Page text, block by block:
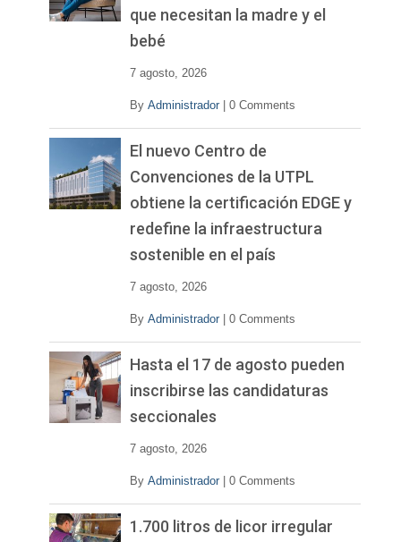
que necesitan la madre y el
bebé
7 agosto, 2026
By Administrador 0 Comments
El nuevo Centro de
Convenciones de la UTPL
obtiene la certificación EDGE y
redefine la infraestructura
sostenible en el país
7 agosto, 2026
By Administrador 0 Comments
Hasta el 17 de agosto pueden
inscribirse las candidaturas
seccionales
7 agosto, 2026
By Administrador 0 Comments
1.700 litros de licor irregular